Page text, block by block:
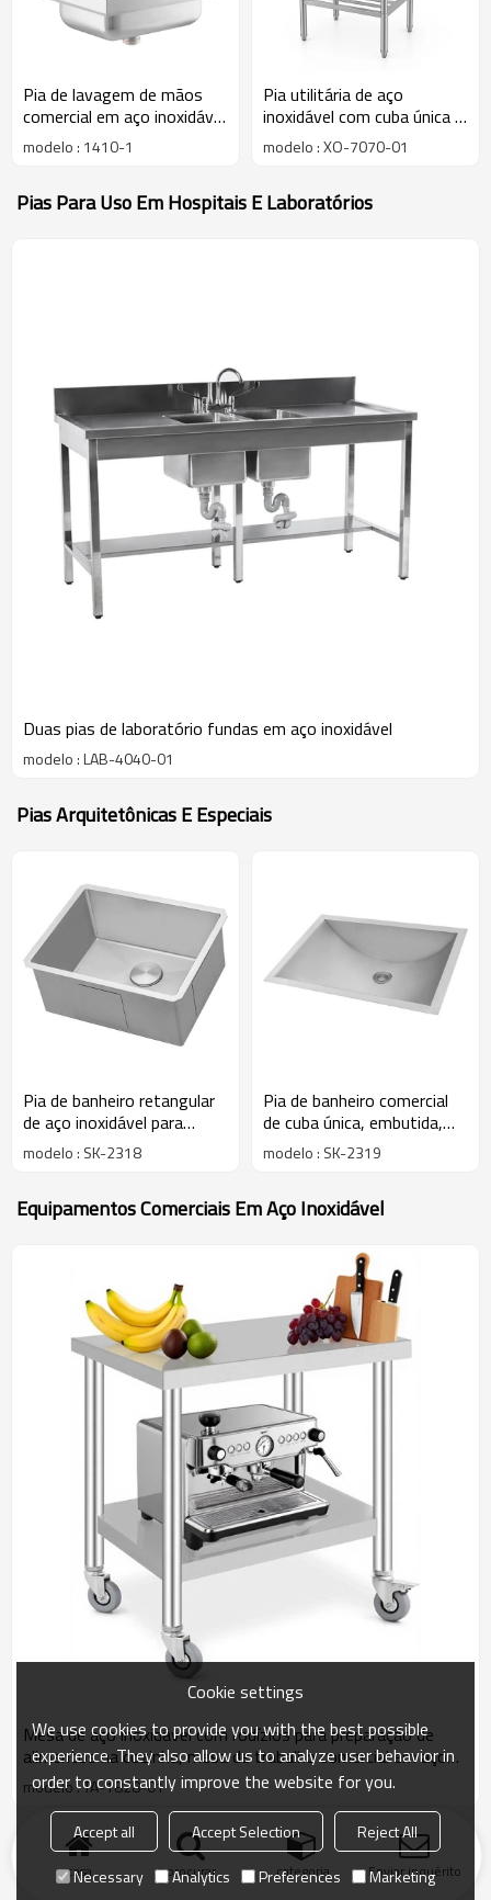
Pia de lavagem de mãos
comercial em aço inoxidável
304 | Lavatório de parede
com ralo para uso em
modelo : 1410-1
Pia utilitária de aço
inoxidável com cuba única e
instalação independente
modelo : XO-7070-01
Pias Para Uso Em Hospitais E Laboratórios
Duas pias de laboratório fundas em aço inoxidável
modelo : LAB-4040-01
Pias Arquitetônicas E Especiais
Pia de banheiro retangular
de aço inoxidável para
instalação sob a bancada
modelo : SK-2318
Pia de banheiro comercial
de cuba única, embutida,
em aço inoxidável.
modelo : SK-2319
Equipamentos Comerciais Em Aço Inoxidável
Mesa de aço inoxidável com rodízios para preparação de
alimentos na cozinha, mesa de trabalho comercial em aço
inoxidável.
modelo : TA-1828-01
produto Palavras-chave blog Notícia
Caso
Perguntas frequentes
Ligações amigo
casa procurar categoria Enviar inquérito
Cookie settings
We use cookies to provide you with the best possible
experience. They also allow us to analyze user behavior in
order to constantly improve the website for you.
Accept all Accept Selection
Reject All
Necessary
Analytics Preferences Marketing